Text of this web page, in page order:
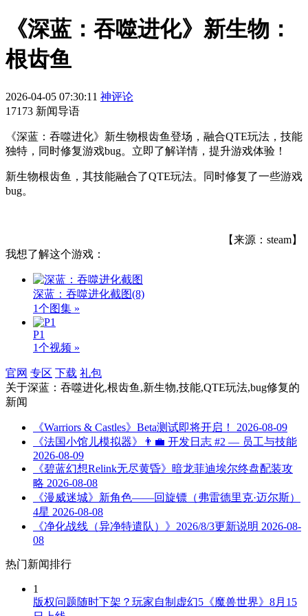
《深蓝：吞噬进化》新生物：
根齿鱼
2026-04-05 07:30:11 神评论
17173 新闻导语
《深蓝：吞噬进化》新生物根齿鱼登场，融合QTE玩法，技能
独特，同时修复游戏bug。立即了解详情，提升游戏体验！
新生物根齿鱼，其技能融合了QTE玩法。同时修复了一些游戏
bug。
【来源：steam】
我想了解这个游戏：
深蓝：吞噬进化截图(8)
1个图集 »
P1
1个视频 »
官网 专区 下载 礼包
关于深蓝：吞噬进化,根齿鱼,新生物,技能,QTE玩法,bug修复的
新闻
《Warriors & Castles》Beta测试即将开启！
2026-08-09
《法国小馆儿模拟器》👨‍💼 开发日志 #2 — 员工与技能
2026-08-09
《碧蓝幻想Relink无尽黄昏》暗龙菲迪埃尔终盘配装攻
略 2026-08-08
《漫威迷城》新角色——回旋镖（弗雷德里克·迈尔斯）
4星 2026-08-08
《净化战线（异净特遣队）》2026/8/3更新说明 2026-08-
08
热门新闻排行
1
版权问题随时下架？玩家自制虚幻5《魔兽世界》8月15